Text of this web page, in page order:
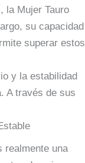
la Mujer Tauro
su capacidad
superar estos
y la estabilidad
A través de sus
realmente una